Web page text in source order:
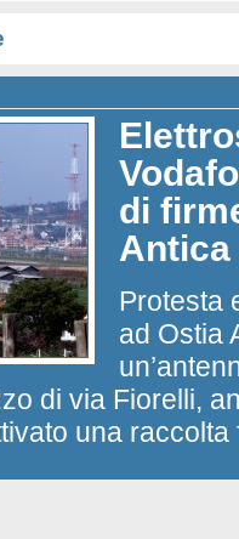
di
Antica
Protesta
ad Ostia
di via Fiorelli,
una